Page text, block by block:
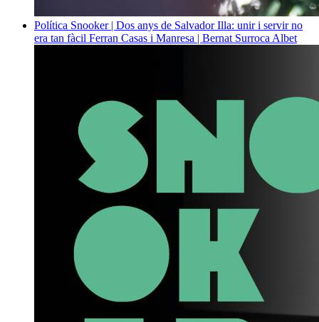
Política Snooker | Dos anys de Salvador Illa: unir i servir no
era tan fàcil Ferran Casas i Manresa | Bernat Surroca Albet